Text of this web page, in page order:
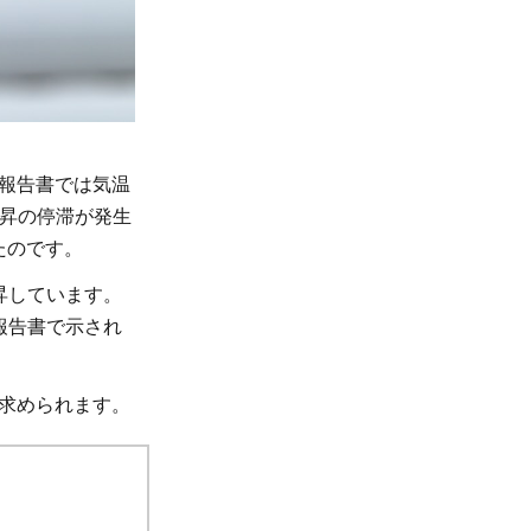
告書では気温
の停滞が発生
です。
ています。
告書で示され
められます。